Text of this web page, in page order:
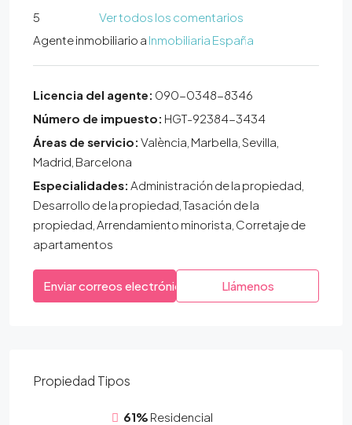
5
Ver todos los comentarios
Agente inmobiliario a Inmobiliaria España
Licencia del agente: 090-0348-8346
Número de impuesto: HGT-92384-3434
Áreas de servicio: València, Marbella, Sevilla,
Madrid, Barcelona
Especialidades: Administración de la propiedad,
Desarrollo de la propiedad, Tasación de la
propiedad, Arrendamiento minorista, Corretaje de
apartamentos
Enviar correos electrónicos Llámenos
Propiedad Tipos
61% Residencial